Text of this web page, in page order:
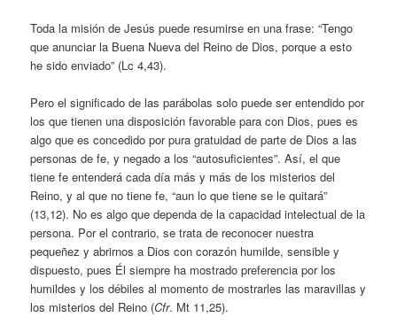
Toda la misión de Jesús puede resumirse en una frase: “Tengo
que anunciar la Buena Nueva del Reino de Dios, porque a esto
he sido enviado” (Lc 4,43).
Pero el significado de las parábolas solo puede ser entendido por
los que tienen una disposición favorable para con Dios, pues es
algo que es concedido por pura gratuidad de parte de Dios a las
personas de fe, y negado a los “autosuficientes”. Así, el que
tiene fe entenderá cada día más y más de los misterios del
Reino, y al que no tiene fe, “aun lo que tiene se le quitará”
(13,12). No es algo que dependa de la capacidad intelectual de la
persona. Por el contrario, se trata de reconocer nuestra
pequeñez y abrirnos a Dios con corazón humilde, sensible y
dispuesto, pues Él siempre ha mostrado preferencia por los
humildes y los débiles al momento de mostrarles las maravillas y
los misterios del Reino (Cfr. Mt 11,25).